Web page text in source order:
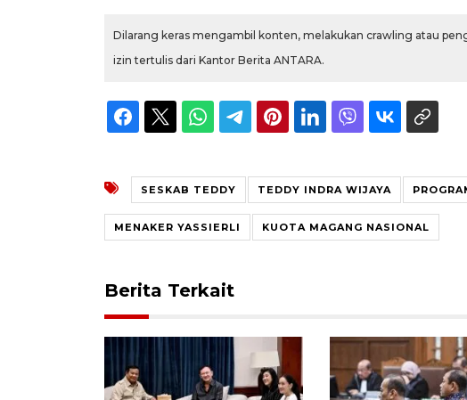
Dilarang keras mengambil konten, melakukan crawling atau
izin tertulis dari Kantor Berita ANTARA.
SESKAB TEDDY TEDDY INDRA WIJAYA
MENAKER YASSIERLI KUOTA MAGANG NASIONAL
Berita Terkait